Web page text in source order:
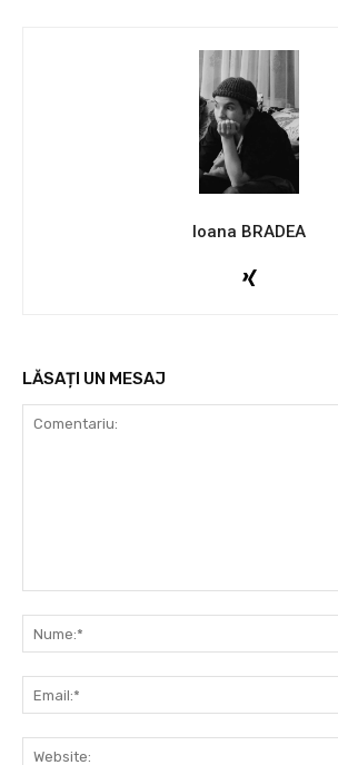
Ioana BRADEA
LĂSAȚI UN MESAJ